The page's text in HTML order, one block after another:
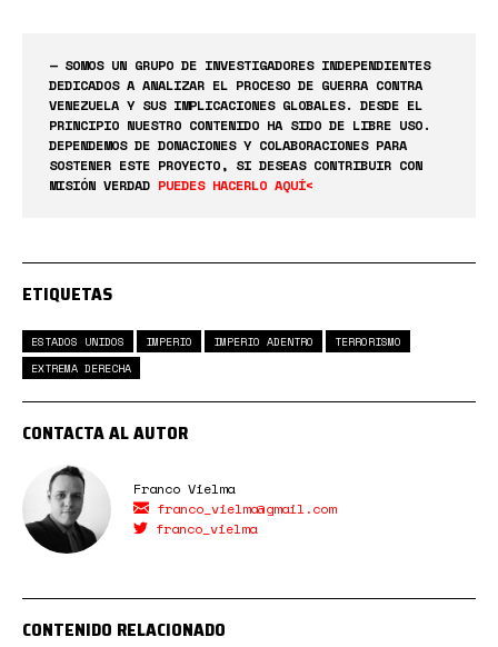
— SOMOS UN GRUPO DE INVESTIGADORES INDEPENDIENTES
DEDICADOS A ANALIZAR EL PROCESO DE GUERRA CONTRA
VENEZUELA Y SUS IMPLICACIONES GLOBALES. DESDE EL
PRINCIPIO NUESTRO CONTENIDO HA SIDO DE LIBRE USO.
DEPENDEMOS DE DONACIONES Y COLABORACIONES PARA
SOSTENER ESTE PROYECTO, SI DESEAS CONTRIBUIR CON
MISIÓN VERDAD PUEDES HACERLO AQUÍ<
ETIQUETAS
ESTADOS UNIDOS IMPERIO IMPERIO ADENTRO
TERRORISMO
EXTREMA DERECHA
CONTACTA AL AUTOR
Franco Vielma
franco_vielma@gmail.com
franco_vielma
CONTENIDO RELACIONADO